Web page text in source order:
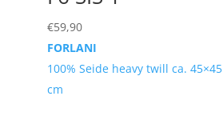
€59,90
FORLANI
100% Seide heavy twill ca. 45×45
cm